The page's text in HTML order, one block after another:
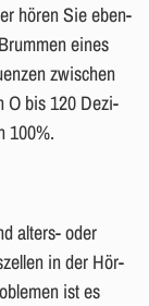
hören Sie eben­
eines
zwi­schen
O bis 120 De­zi­
100%.
al­ters- oder
in der Hör­
ist es